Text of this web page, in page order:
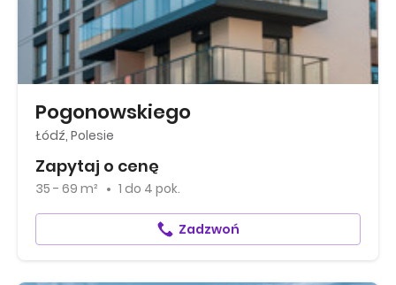
Pogonowskiego
Łódź, Polesie
Zapytaj o cenę
35 - 69 m² 1 do 4 pok.
Zadzwoń